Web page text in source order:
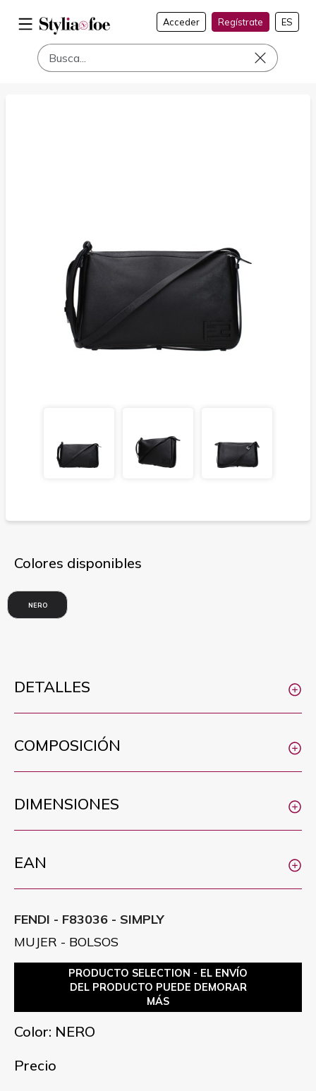
Acceder Regístrate ES
Colores disponibles
NERO
DETALLES
COMPOSICIÓN
DIMENSIONES
EAN
FENDI - F83036 - SIMPLY
MUJER - BOLSOS
PRODUCTO SELECTION - EL ENVÍO
DEL PRODUCTO PUEDE DEMORAR
MÁS
Color: NERO
Precio